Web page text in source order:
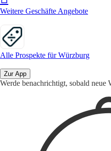
Weitere Geschäfte Angebote
Alle Prospekte für Würzburg
Zur App
Werde benachrichtigt, sobald neue